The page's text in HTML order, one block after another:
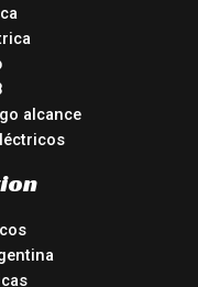
alcance